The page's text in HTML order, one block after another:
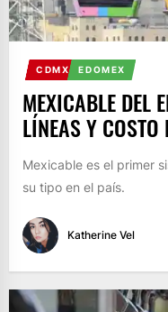
CDMX EDOMEX
MEXICABLE DEL
LÍNEAS Y
Mexicable es el primer
su tipo en el país.
Katherine Vel